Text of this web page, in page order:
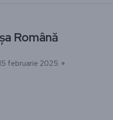
Română
februarie 2025